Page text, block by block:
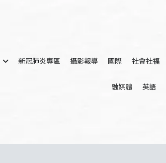
新冠肺炎專區 攝影報導 國際 社會社福
融媒體 英語